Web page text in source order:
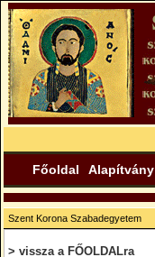
Főoldal Alapítvány
Szent Korona Szabadegyetem
> vissza a FŐOLDALra